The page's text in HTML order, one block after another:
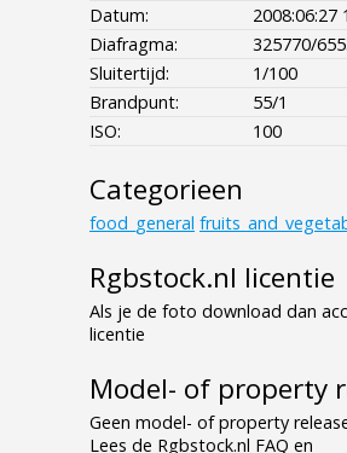
Datum:
2008:06:27
Diafragma:
325770/
Sluitertijd:
1/100
Brandpunt:
55/1
ISO:
100
Categorieen
food_general
Rgbstock.nl licentie
Als je de foto download dan
licentie
Model- of property
Geen model- of property
Lees de Rgbstock.nl FAQ en